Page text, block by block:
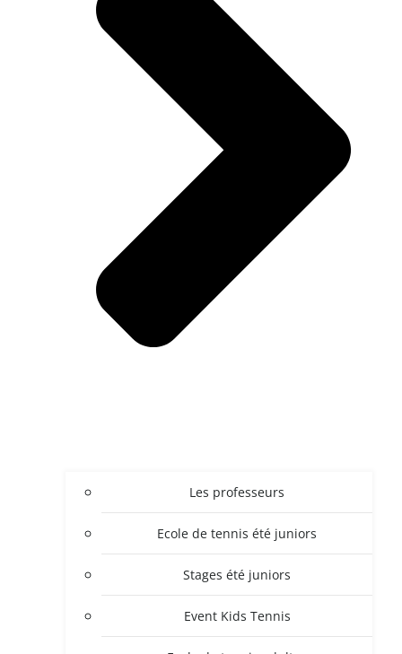
Les professeurs
Ecole de tennis été juniors
Stages été juniors
Event Kids Tennis